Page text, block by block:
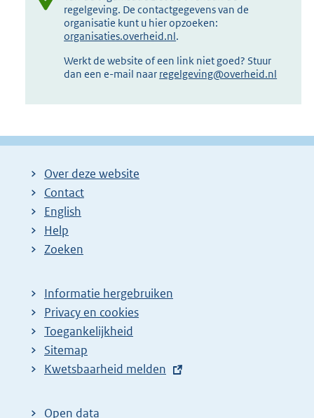
regelgeving. De contactgegevens van de
organisatie kunt u hier opzoeken:
organisaties.overheid.nl.
Werkt de website of een link niet goed? Stuur
dan een e-mail naar regelgeving@overheid.nl
Over deze website
Contact
English
Help
Zoeken
Informatie hergebruiken
Privacy en cookies
Toegankelijkheid
Sitemap
E
t
Kwetsbaarheid melden
Open data